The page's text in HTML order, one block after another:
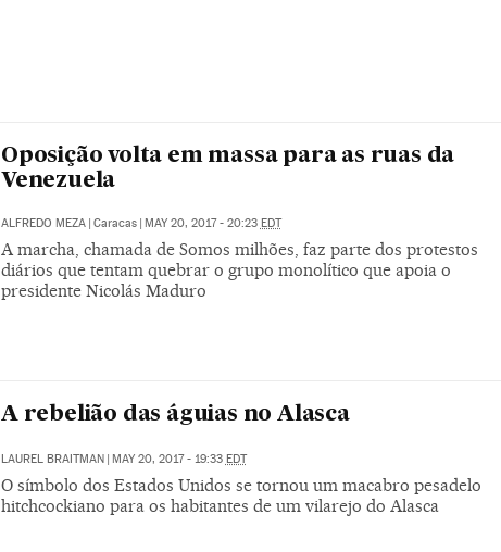
Oposição volta em massa para as ruas da
Venezuela
ALFREDO MEZA | Caracas | MAY 20, 2017 - 20:23 EDT
A marcha, chamada de Somos milhões, faz parte dos protestos
diários que tentam quebrar o grupo monolítico que apoia o
presidente Nicolás Maduro
A rebelião das águias no Alasca
LAUREL BRAITMAN | MAY 20, 2017 - 19:33 EDT
O símbolo dos Estados Unidos se tornou um macabro pesadelo
hitchcockiano para os habitantes de um vilarejo do Alasca